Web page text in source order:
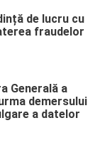
de lucru cu
fraudelor
Generală a
demersului
a datelor